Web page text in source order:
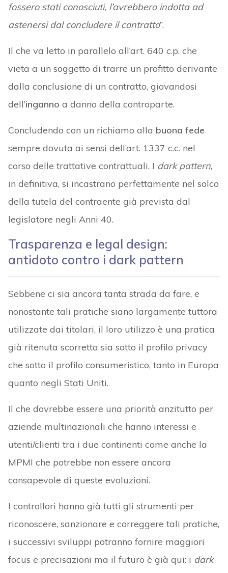
fossero stati conosciuti, l’avrebbero indotta ad
astenersi dal concludere il contratto”.
Il che va letto in parallelo all’art. 640 c.p. che
vieta a un soggetto di trarre un profitto derivante
dalla conclusione di un contratto, giovandosi
dell’inganno a danno della controparte.
Concludendo con un richiamo alla buona fede
sempre dovuta ai sensi dell’art. 1337 c.c. nel
corso delle trattative contrattuali. I dark pattern,
in definitiva, si incastrano perfettamente nel solco
della tutela del contraente già prevista dal
legislatore negli Anni 40.
Trasparenza e legal design:
antidoto contro i dark pattern
Sebbene ci sia ancora tanta strada da fare, e
nonostante tali pratiche siano largamente tuttora
utilizzate dai titolari, il loro utilizzo è una pratica
già ritenuta scorretta sia sotto il profilo privacy
che sotto il profilo consumeristico, tanto in Europa
quanto negli Stati Uniti.
Il che dovrebbe essere una priorità anzitutto per
aziende multinazionali che hanno interessi e
utenti/clienti tra i due continenti come anche la
MPMI che potrebbe non essere ancora
consapevole di queste evoluzioni.
I controllori hanno già tutti gli strumenti per
riconoscere, sanzionare e correggere tali pratiche,
i successivi sviluppi potranno fornire maggiori
focus e precisazioni ma il futuro è già qui: i dark